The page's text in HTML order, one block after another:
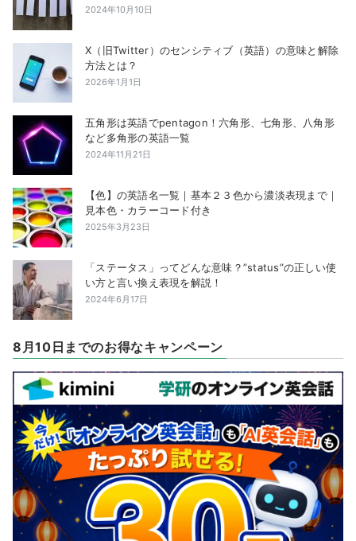
2024年10月10日
X（旧Twitter）のセンシティブ（英語）の意味と解除
方法とは？
2026年1月1日
五角形は英語でpentagon！六角形、七角形、八角形
など多角形の英語一覧
2024年11月21日
【色】の英語名一覧｜基本２３色から濃淡表現まで｜
見本色・カラーコード付き
2025年3月23日
「ステータス」ってどんな意味？”status”の正しい使
い方と言い換え表現を解説！
2024年6月17日
8月10日までのお得なキャンペーン